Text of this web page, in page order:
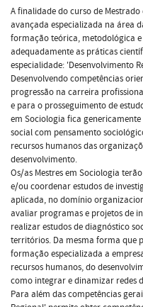
A finalidade do curso de
avançada especializada na área
formação teórica, metodológica
adequadamente as práticas
especialidade: 'Desenvolvimento
Desenvolvendo competências
progressão na carreira
e para o prosseguimento de
em Sociologia fica
social com pensamento
recursos humanos das
desenvolvimento.
Os/as Mestres em Sociologia
e/ou coordenar estudos de
aplicada, no domínio
avaliar programas e projetos de
realizar estudos de diagnóstico
territórios. Da mesma forma que
formação especializada a
recursos humanos, do
como integrar e dinamizar redes
Para além das competências